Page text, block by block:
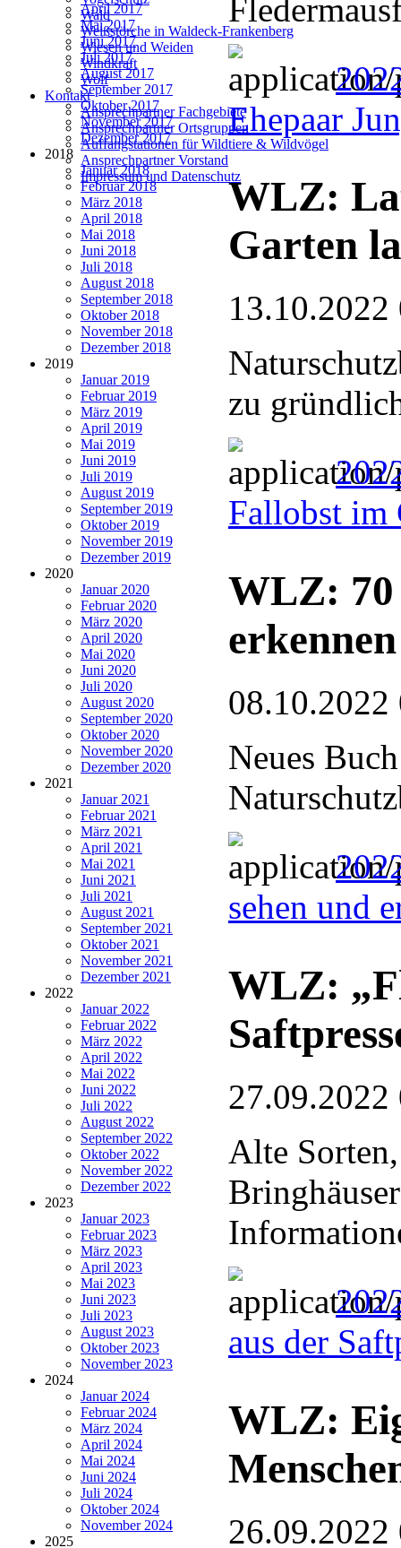
Wald
Weißstörche in Waldeck-Frankenberg
Wiesen und Weiden
Windkraft
Wolf
Kontakt
Ansprechpartner Fachgebiete
Ansprechpartner Ortsgruppen
Auffangstationen für Wildtiere & Wildvögel
Ansprechpartner Vorstand
Impressum und Datenschutz
April 2017
Mai 2017
Juni 2017
Juli 2017
August 2017
September 2017
Oktober 2017
November 2017
Dezember 2017
2018
Januar 2018
Februar 2018
März 2018
April 2018
Mai 2018
Juni 2018
Juli 2018
August 2018
September 2018
Oktober 2018
November 2018
Dezember 2018
2019
Januar 2019
Februar 2019
März 2019
April 2019
Mai 2019
Juni 2019
Juli 2019
August 2019
September 2019
Oktober 2019
November 2019
Dezember 2019
2020
Januar 2020
Februar 2020
März 2020
April 2020
Mai 2020
Juni 2020
Juli 2020
August 2020
September 2020
Oktober 2020
November 2020
Dezember 2020
2021
Januar 2021
Februar 2021
März 2021
April 2021
Mai 2021
Juni 2021
Juli 2021
August 2021
September 2021
Oktober 2021
November 2021
Dezember 2021
2022
Januar 2022
Februar 2022
März 2022
April 2022
Mai 2022
Juni 2022
Juli 2022
August 2022
September 2022
Oktober 2022
November 2022
Dezember 2022
2023
Januar 2023
Februar 2023
März 2023
April 2023
Mai 2023
Juni 2023
Juli 2023
August 2023
Oktober 2023
November 2023
2024
Januar 2024
Februar 2024
März 2024
April 2024
Mai 2024
Juni 2024
Juli 2024
Oktober 2024
November 2024
2025
Ehepaar
WLZ:
Garten
13.10.2022
zu
Fallobst im
WLZ: 70
erkennen
08.10.2022
Neues
sehen und
WLZ:
27.09.2022
Alte
aus der
WLZ:
26.09.2022